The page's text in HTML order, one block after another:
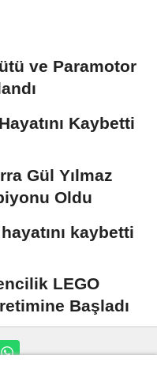
ve Paramotor
Kaybetti
Gül Yılmaz
Oldu
kaybetti
LEGO
Başladı